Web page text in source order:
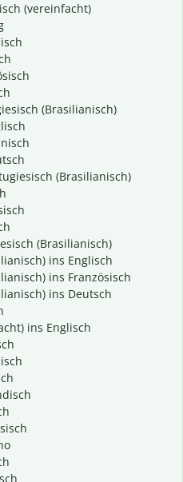
(vereinfacht)
(Brasilianisch)
(Brasilianisch)
(Brasilianisch)
ins Englisch
ins Französisch
ins Deutsch
ins Englisch